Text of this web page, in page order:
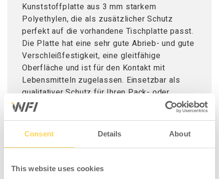
Consent Details About
This website uses cookies
Kunststoffplatte aus 3 mm starkem
Polyethylen, die als zusätzlicher Schutz
perfekt auf die vorhandene Tischplatte passt.
Die Platte hat eine sehr gute Abrieb- und gute
Verschleißfestigkeit, eine gleitfähige
Oberfläche und ist für den Kontakt mit
Lebensmitteln zugelassen. Einsetzbar als
qualitativer Schutz für Ihren Pack- oder
Montagetisch ist sie bei Verschleiß oder
Beschädigung einfach auszutauschen. Die
Einsatzdauer abgenutzter Tischplatten kann